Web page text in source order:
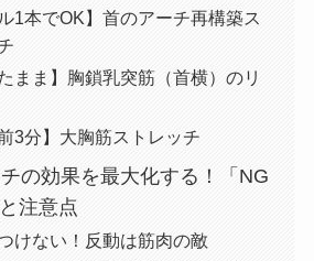
ル1本でOK】首のアーチ再構築ス
たまま】胸鎖乳突筋（首横）のリ
前3分】大胸筋ストレッチ
の効果を最大化する！「NG
注意点
けない！反動は筋肉の敵